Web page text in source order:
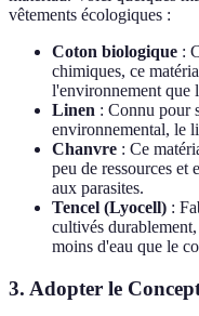
vêtements écologiques :
Coton biologique :
chimiques, ce
l'environnement que
Linen : Connu pour
environnemental, le
Chanvre : Ce
peu de ressources et
aux parasites.
Tencel (Lyocell) :
cultivés
moins d'eau que le
3. Adopter le